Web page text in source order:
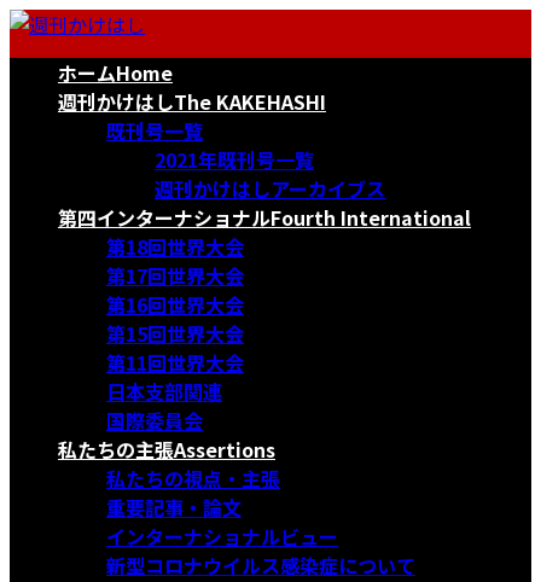
コ
ナ
ホームHome
週刊かけはしThe KAKEHASHI
既刊号一覧
2021年既刊号一覧
週刊かけはしアーカイブス
第四インターナショナルFourth International
第18回世界大会
第17回世界大会
第16回世界大会
第15回世界大会
第11回世界大会
日本支部関連
国際委員会
私たちの主張Assertions
私たちの視点・主張
重要記事・論文
インターナショナルビュー
新型コロナウイルス感染症について